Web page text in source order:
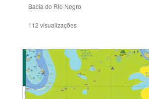
Bacia do Rio Negro
112 visualizações